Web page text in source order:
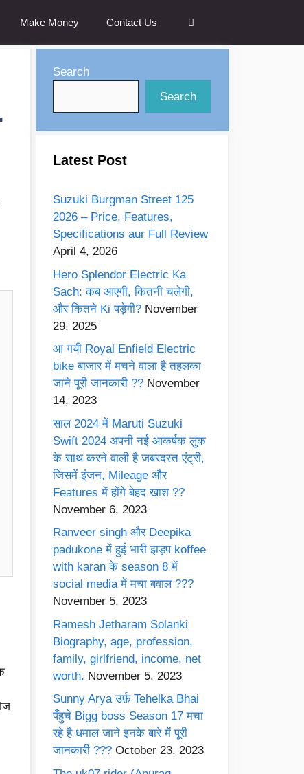
Make Money Contact Us
Search
Search
Latest Post
Suzuki Burgman Street 125
2026 – Price, Features,
Specifications aur Full Review
April 4, 2026
Hero Splendor Electric Ka
Sach: कब आएगी, कितनी चलेगी,
और कितने Ki पड़ेगी? November
29, 2025
आ गयी Royal Enfield Electric
bike बाजार में मचने वाला है तहलका
जाने पूरी जानकारी ?? November
14, 2023
साल 2024 में Maruti Suzuki
Swift 2024 अपनी नई आकर्षक लुक
के साथ करने वाली है जबरदस्त एंट्री,
जिसमें इंजन, Mileage और
Features में होंगे बेहद खाश ??
November 6, 2023
Ranveer singh और Deepika
padukone में हुई भारी झड़प koffee
with karan के season 8 में
social media में मचा बवाल ???
November 5, 2023
Ramesh Jetharam Solanki
Biography, age, profession,
family, girlfriend, income, net
worth. November 5, 2023
Sunny Arya उर्फ़ Tehelka Bhai
पँहुचे Bigg boss Season 17 मचा
रहे है धमाल जाने इनके बारे में पूरी
जानकारी ??? October 23, 2023